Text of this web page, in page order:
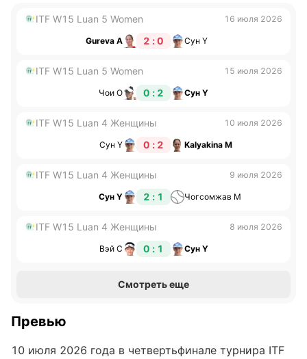
ITF W15 Luan 5 Women 16 июля 2026
Gureva А 2 : 0 Сун Y
ITF W15 Luan 5 Women 15 июля 2026
Чои О 0 : 2 Сун Y
ITF W15 Luan 4 Женщины 10 июля 2026
Сун Y 0 : 2 Kalyakina М
ITF W15 Luan 4 Женщины 9 июля 2026
Сун Y 2 : 1 Чогсомжав М
ITF W15 Luan 4 Женщины 8 июля 2026
Вэй С 0 : 1 Сун Y
Смотреть еще
Превью
10 июля 2026 года в четвертьфинале турнира ITF